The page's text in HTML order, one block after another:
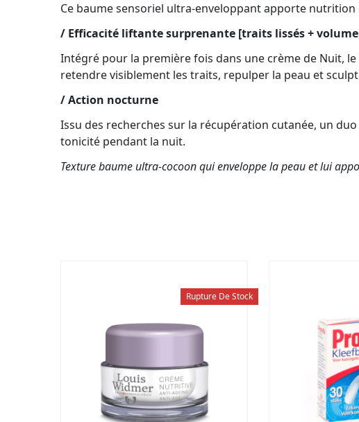
Ce baume sensoriel ultra-enveloppant apporte
/ Efficacité liftante surprenante [traits lissés +
Intégré pour la première fois dans une crème de Nuit,
retendre visiblement les traits, repulper la peau et
/ Action nocturne
Issu des recherches sur la récupération cutanée, un
tonicité pendant la nuit.
Texture baume ultra-cocoon qui enveloppe la peau et lui
Rupture De Stock